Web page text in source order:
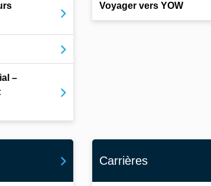
–
Voyager vers YOW
Carrières